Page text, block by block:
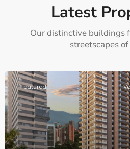
Latest
Our distinctive buildings
streetscapes
Featured